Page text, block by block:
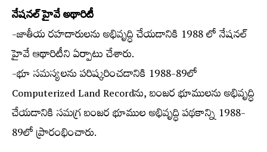
నేషనల్ హైవే అథారిటీ
-జాతీయ రహదారులను అభివృద్ధి చేయడానికి 1988 లో నేషనల్
హైవే ఆథారిటీని ఏర్పాటు చేశారు.
-భూ సమస్యలను పరిష్కరించడానికి 1988-89లో
Computerized Land Recordను, బంజర భూములను అభివృద్ధి
చేయడానికి సమగ్ర బంజర భూముల అభివృద్ధి పథకాన్ని 1988-
89లో ప్రారంభించారు.